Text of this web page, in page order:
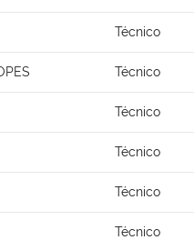
Técnico
Técnico
Técnico
Técnico
Técnico
Técnico